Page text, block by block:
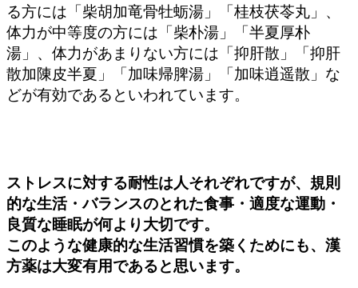
る方には「柴胡加竜骨牡蛎湯」「桂枝茯苓丸」、
体力が中等度の方には「柴朴湯」「半夏厚朴
湯」、体力があまりない方には「抑肝散」「抑肝
散加陳皮半夏」「加味帰脾湯」「加味逍遥散」な
どが有効であるといわれています。
ストレスに対する耐性は人それぞれですが、規則
的な生活・バランスのとれた食事・適度な運動・
良質な睡眠が何より大切です。
このような健康的な生活習慣を築くためにも、漢
方薬は大変有用であると思います。